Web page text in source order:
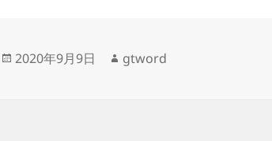
投
2020年9月9日
作
gtword